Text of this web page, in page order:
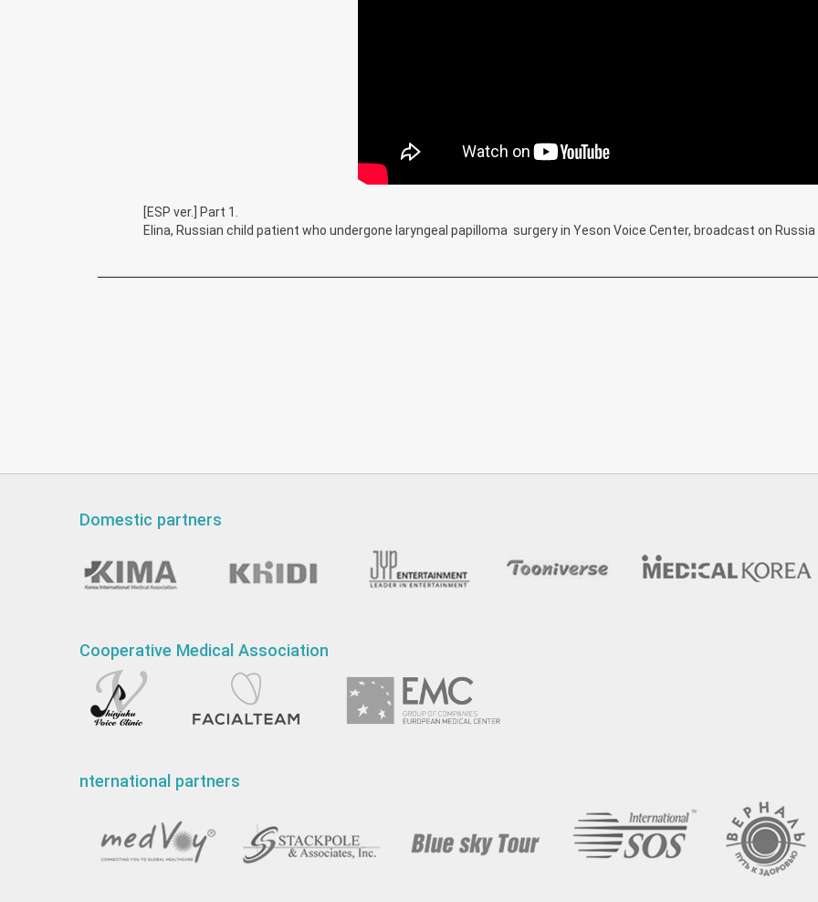
[ESP ver.] Part 1.
Elina, Russian child patient who undergone laryngeal papilloma surgery in Yeson Voice Center, broadcast on Russia
Domestic partners
Cooperative Medical Association
nternational partners